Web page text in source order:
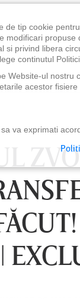
10 AUG, 21:30
de tip cookie
modificari
si privind libera
continutul
Website-ul nostru
acestor
va exprimati